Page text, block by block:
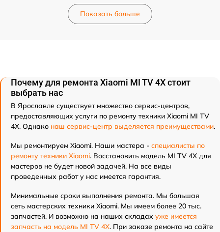
Показать больше
Почему для ремонта Xiaomi MI TV 4X стоит
выбрать нас
В Ярославле существует множество сервис-центров,
предоставляющих услуги по ремонту техники Xiaomi MI TV
4X. Однако наш сервис-центр выделяется преимуществами.
Мы ремонтируем Xiaomi. Наши мастера - специалисты по
ремонту техники Xiaomi. Восстановить модель MI TV 4X для
мастеров не будет новой задачей. На все виды
проведенных работ у нас имеется гарантия.
Минимальные сроки выполнения ремонта. Мы большая
сеть мастерских техники Xiaomi. Мы имеем более 20 тыс.
запчастей. И возможно на наших складах уже имеется
запчасть на модель MI TV 4X. При заказе ремонта на сайте